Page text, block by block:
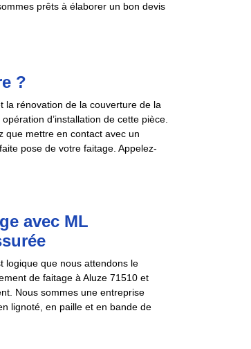
prêts à élaborer un bon devis
?
la rénovation de la couverture de la
d’installation de cette pièce.
que mettre en contact avec un
pose de votre faitage. Appelez-
avec ML
logique que nous attendons le
de faitage à Aluze 71510 et
Nous sommes une entreprise
lignoté, en paille et en bande de